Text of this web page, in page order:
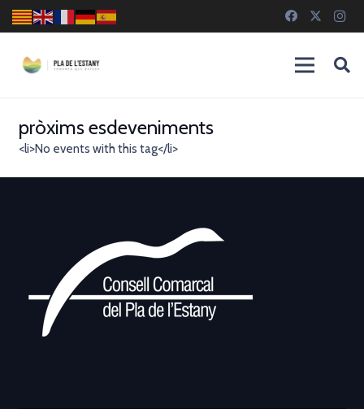
pròxims esdeveniments
<li>No events with this tag</li>